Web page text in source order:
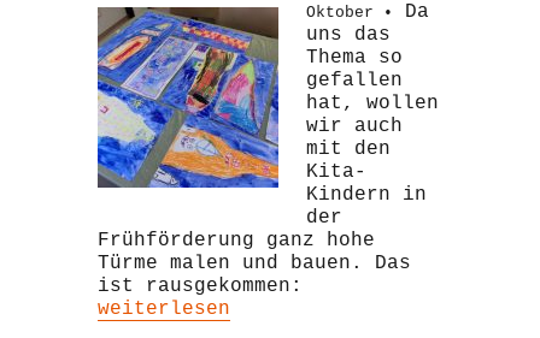
Oktober •
Da
uns das
Thema so
gefallen
hat, wollen
wir auch
mit den
Kita-
Kindern in
der
Frühförderung ganz hohe
Türme malen und bauen. Das
ist rausgekommen:
„Nochmal Türme“
weiterlesen